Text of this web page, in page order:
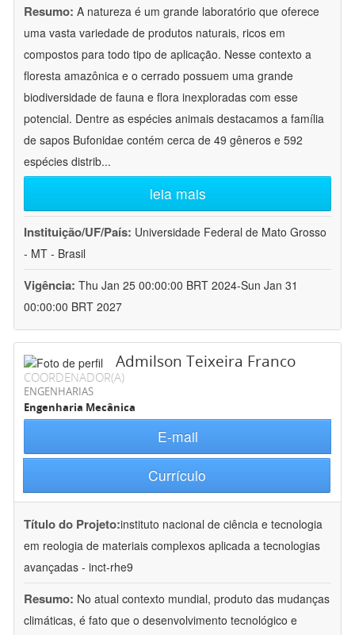
Resumo: A natureza é um grande laboratório que oferece
uma vasta variedade de produtos naturais, ricos em
compostos para todo tipo de aplicação. Nesse contexto a
floresta amazônica e o cerrado possuem uma grande
biodiversidade de fauna e flora inexploradas com esse
potencial. Dentre as espécies animais destacamos a família
de sapos Bufonidae contém cerca de 49 gêneros e 592
espécies distrib...
leia mais
Instituição/UF/País: Universidade Federal de Mato Grosso
- MT - Brasil
Vigência: Thu Jan 25 00:00:00 BRT 2024-Sun Jan 31
00:00:00 BRT 2027
Admilson Teixeira Franco
COORDENADOR(A)
ENGENHARIAS
Engenharia Mecânica
E-mail
Currículo
Título do Projeto:instituto nacional de ciência e tecnologia
em reologia de materiais complexos aplicada a tecnologias
avançadas - inct-rhe9
Resumo: No atual contexto mundial, produto das mudanças
climáticas, é fato que o desenvolvimento tecnológico e